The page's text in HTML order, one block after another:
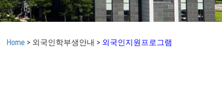
Home > 외국인학부생안내 > 외국인지원프로그램